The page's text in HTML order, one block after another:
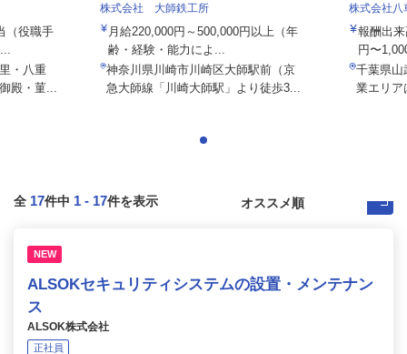
（役職手
・八重
殿・菫...
株式会社 大師鉄工所
月給220,000円～500,000円以上（年
齢・経験・能力によ...
神奈川県川崎市川崎区大師駅前（京
急大師線「川崎大師駅」より徒歩3...
株式会社
報酬出
円〜
千葉県山
業エリア
全 17件中 1 - 17件を表示
NEW
ALSOKセキュリティシステムの設置・メンテナン
ス
ALSOK株式会社
正社員